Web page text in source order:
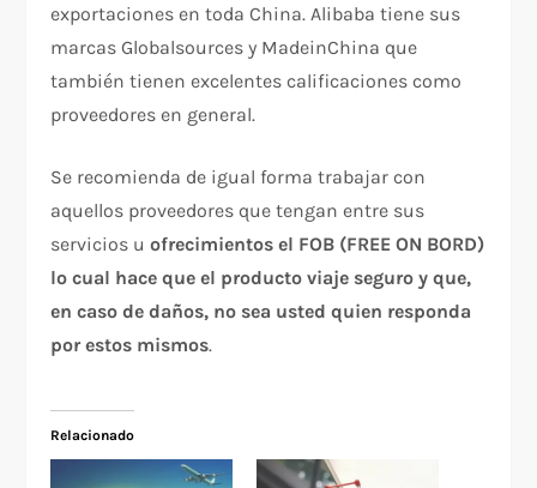
exportaciones en toda China. Alibaba tiene sus
marcas Globalsources y MadeinChina que
también tienen excelentes calificaciones como
proveedores en general.
Se recomienda de igual forma trabajar con
aquellos proveedores que tengan entre sus
servicios uofrecimientos el FOB (FREE ON BORD)
lo cual hace que el producto viaje seguro y que,
en caso de daños, no sea usted quien responda
por estos mismos.
Relacionado